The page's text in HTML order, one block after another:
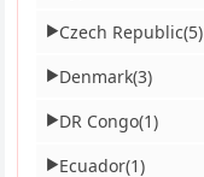
▶Czech Republic(5)
▶Denmark(3)
▶DR Congo(1)
▶Ecuador(1)